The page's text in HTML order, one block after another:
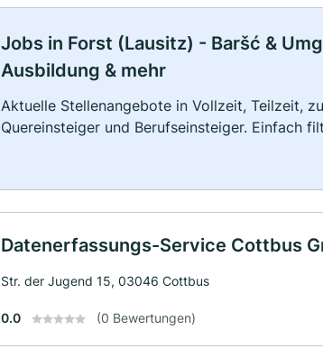
Jobs in Forst (Lausitz) - Baršć &
Ausbildung & mehr
Aktuelle Stellenangebote in Vollzeit, Teilzeit,
Quereinsteiger und Berufseinsteiger. Einfach
Datenerfassungs-Service Cottbus
Str. der Jugend 15, 03046 Cottbus
0.0 (0 Bewertungen)